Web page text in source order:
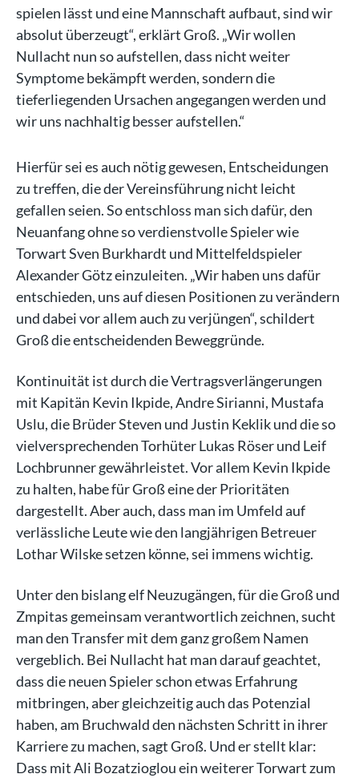
spielen lässt und eine Mannschaft aufbaut, sind wir
absolut überzeugt“, erklärt Groß. „Wir wollen
Nullacht nun so aufstellen, dass nicht weiter
Symptome bekämpft werden, sondern die
tieferliegenden Ursachen angegangen werden und
wir uns nachhaltig besser aufstellen.“
Hierfür sei es auch nötig gewesen, Entscheidungen
zu treffen, die der Vereinsführung nicht leicht
gefallen seien. So entschloss man sich dafür, den
Neuanfang ohne so verdienstvolle Spieler wie
Torwart Sven Burkhardt und Mittelfeldspieler
Alexander Götz einzuleiten. „Wir haben uns dafür
entschieden, uns auf diesen Positionen zu verändern
und dabei vor allem auch zu verjüngen“, schildert
Groß die entscheidenden Beweggründe.
Kontinuität ist durch die Vertragsverlängerungen
mit Kapitän Kevin Ikpide, Andre Sirianni, Mustafa
Uslu, die Brüder Steven und Justin Keklik und die so
vielversprechenden Torhüter Lukas Röser und Leif
Lochbrunner gewährleistet. Vor allem Kevin Ikpide
zu halten, habe für Groß eine der Prioritäten
dargestellt. Aber auch, dass man im Umfeld auf
verlässliche Leute wie den langjährigen Betreuer
Lothar Wilske setzen könne, sei immens wichtig.
Unter den bislang elf Neuzugängen, für die Groß und
Zmpitas gemeinsam verantwortlich zeichnen, sucht
man den Transfer mit dem ganz großem Namen
vergeblich. Bei Nullacht hat man darauf geachtet,
dass die neuen Spieler schon etwas Erfahrung
mitbringen, aber gleichzeitig auch das Potenzial
haben, am Bruchwald den nächsten Schritt in ihrer
Karriere zu machen, sagt Groß. Und er stellt klar:
Dass mit Ali Bozatzioglou ein weiterer Torwart zum